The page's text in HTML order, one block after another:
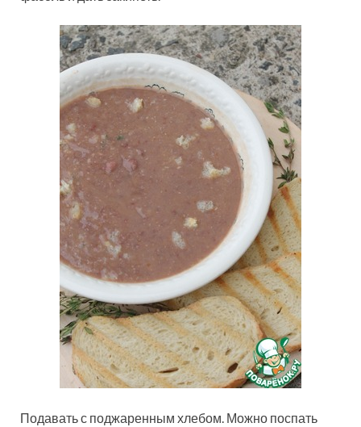
Подавать с поджаренным хлебом. Можно поспать